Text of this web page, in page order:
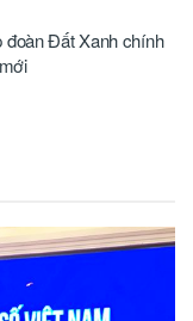
đoàn Đất Xanh chính